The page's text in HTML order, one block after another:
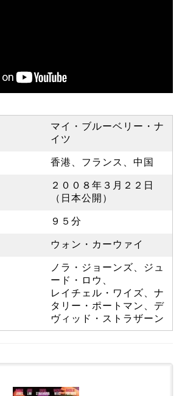
マイ・ブルーベリー・ナ
イツ
香港、フランス、中国
２００８年３月２２日
（日本公開）
９５分
ウォン・カーウァイ
ノラ・ジョーンズ、ジュ
ード・ロウ、
レイチェル・ワイズ、ナ
タリー・ポートマン、デ
ヴィッド・ストラザーン